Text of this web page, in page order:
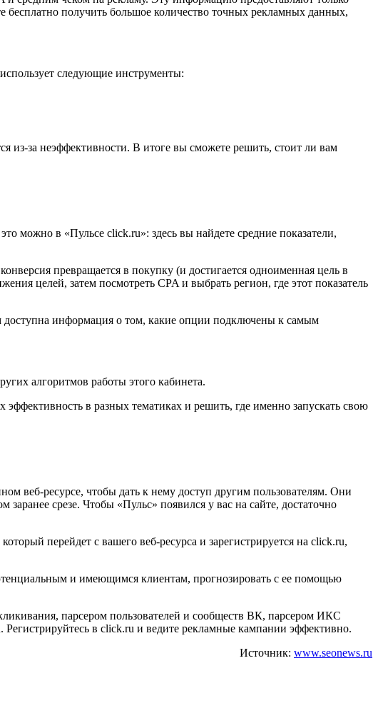
получить большое количество точных рекламных данных,
следующие инструменты:
из-за неэффективности. В итоге вы сможете решить, стоит ли вам
можно в «Пульсе click.ru»: здесь вы найдете средние показатели,
превращается в покупку (и достигается одноименная цель в
целей, затем посмотреть CPA и выбрать регион, где этот показатель
доступна информация о том, какие опции подключены к самым
алгоритмов работы этого кабинета.
в разных тематиках и решить, где именно запускать свою
веб-ресурсе, чтобы дать к нему доступ другим пользователям. Они
срезе. Чтобы «Пульс» появился у вас на сайте, достаточно
перейдет с вашего веб-ресурса и зарегистрируется на click.ru,
и имеющимся клиентам, прогнозировать с ее помощью
парсером пользователей и сообществ ВК, парсером ИКС
в click.ru и ведите рекламные кампании эффективно.
Источник: www.seonews.ru